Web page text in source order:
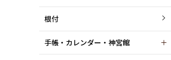
根付
手帳・カレンダー・神宮館